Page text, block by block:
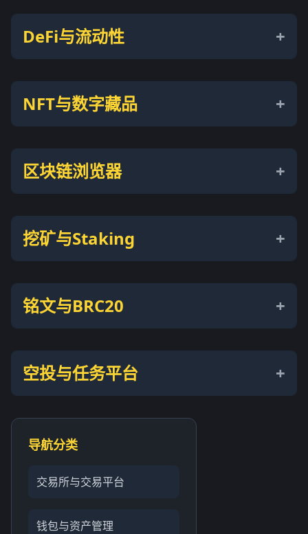
DeFi与流动性
NFT与数字藏品
区块链浏览器
挖矿与Staking
铭文与BRC20
空投与任务平台
导航分类
交易所与交易平台
钱包与资产管理